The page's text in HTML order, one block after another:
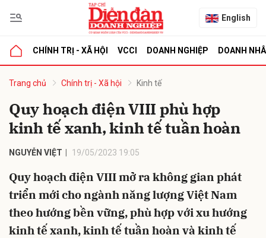
English
CHÍNH TRỊ - XÃ HỘI VCCI DOANH NGHIỆP DOANH
Trang chủ Chính trị - Xã hội Kinh tế
Quy hoạch điện VIII phù hợp
kinh tế xanh, kinh tế tuần hoàn
NGUYỄN VIỆT 19/05/2023 19:05
Quy hoạch điện VIII mở ra không gian phát
triển mới cho ngành năng lượng Việt Nam
theo hướng bền vững, phù hợp với xu hướng
kinh tế xanh, kinh tế tuần hoàn và kinh tế
luận
Hủy